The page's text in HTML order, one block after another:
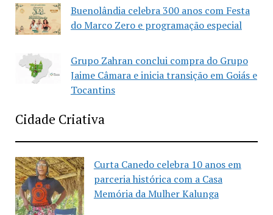
Buenolândia celebra 300 anos com Festa
do Marco Zero e programação especial
Grupo Zahran conclui compra do Grupo
Jaime Câmara e inicia transição em Goiás e
Tocantins
Cidade Criativa
Curta Canedo celebra 10 anos em
parceria histórica com a Casa
Memória da Mulher Kalunga